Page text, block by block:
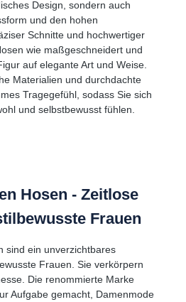
Hosen - Zeitlose
Frauen
sind ein unverzichtbares
Frauen. Sie verkörpern
Die renommierte Marke
Aufgabe gemacht, Damenmode
Design, sondern auch
und den hohen
Schnitte und hochwertiger
wie maßgeschneidert und
auf elegante Art und Weise.
Materialien und durchdachte
Tragegefühl, sodass Sie sich
und selbstbewusst fühlen.